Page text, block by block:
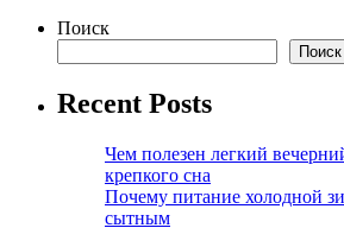
Поиск
Поиск
Recent Posts
Чем полезен легкий
крепкого сна
Почему питание холодной
сытным